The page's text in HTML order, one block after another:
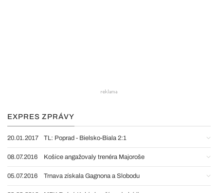
EXPRES ZPRÁVY
20.01.2017 TL: Poprad - Bielsko-Biala 2:1
08.07.2016 Košice angažovaly trenéra Majoroše
05.07.2016 Trnava získala Gagnona a Slobodu